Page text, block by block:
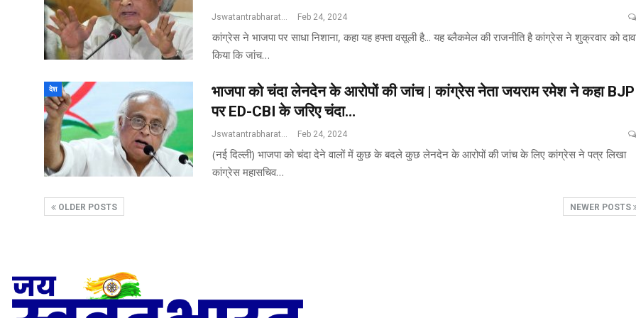
Feb 24, 2024
कांग्रेस ने भाजपा पर साधा निशाना, कहा यह हफ्ता वसूली है... यह ब्लैकमेल की राजनीति है कांग्रेस ने शुक्रवार को
किया कि जांच…
देश
भाजपा को चंदा लेनदेन के आरोपों की जांच | कांग्रेस नेता जयराम रमेश ने कहा BJP
पर ED-CBI के जरिए चंदा…
Feb 24, 2024
(नई दिल्ली) भाजपा को चंदा देने वालों में कुछ के बदले कुछ लेनदेन के आरोपों की जांच के लिए कांग्रेस ने पत्र लिखा
कांग्रेस महासचिव…
OLDER POSTS NEWER POSTS